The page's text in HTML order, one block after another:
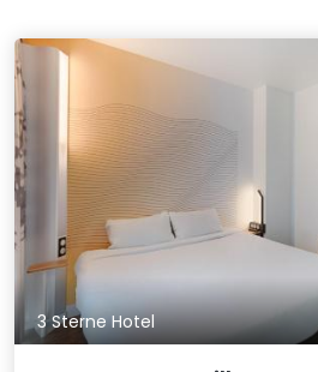
3 Sterne Hotel